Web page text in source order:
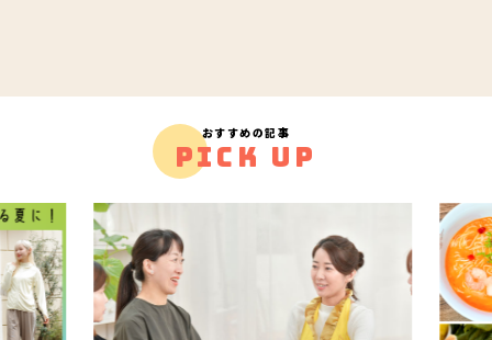
おすすめの記事
PICK UP